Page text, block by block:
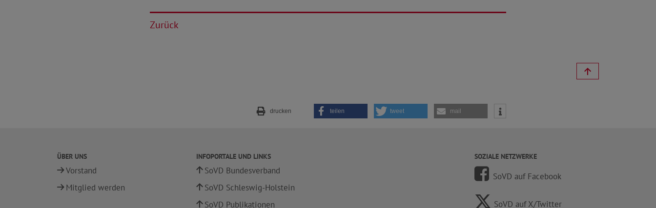
Zurück
drucken teilen tweet mail
ÜBER UNS
Vorstand
Mitglied werden
INFOPORTALE UND LINKS
SoVD Bundesverband
SoVD Schleswig-Holstein
SoVD Publikationen
SOZIALE NETZWERKE
SoVD auf Facebook
SoVD auf X/Twitter